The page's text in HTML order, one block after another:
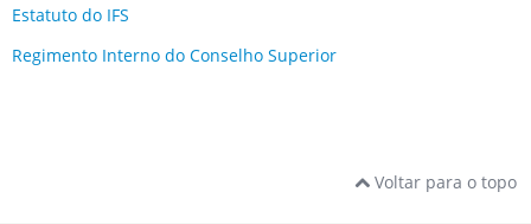
Estatuto do IFS
Regimento Interno do Conselho Superior
Voltar para o topo